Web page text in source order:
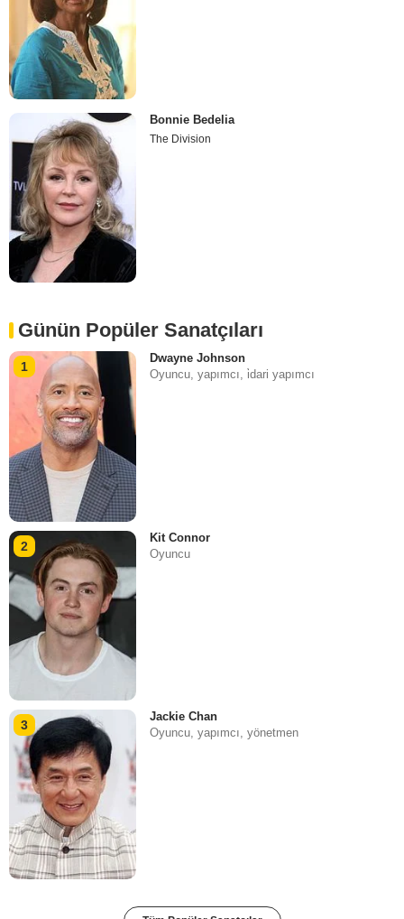
Bonnie Bedelia
The Division
Günün Popüler Sanatçıları
1
Dwayne Johnson
Oyuncu, yapımcı, i̇dari yapımcı
2
Kit Connor
Oyuncu
3
Jackie Chan
Oyuncu, yapımcı, yönetmen